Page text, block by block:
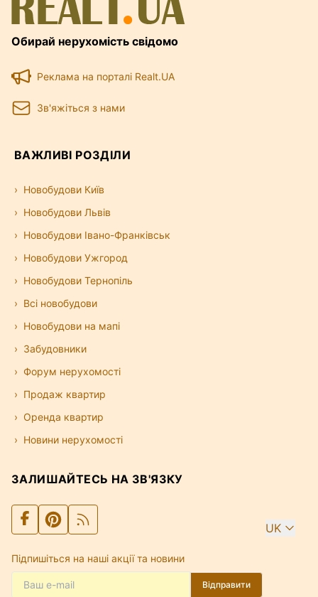
Обирай нерухомість свідомо
Реклама на порталі Realt.UA
Зв'яжіться з нами
ВАЖЛИВІ РОЗДІЛИ
Новобудови Київ
Новобудови Львів
Новобудови Івано-Франківськ
Новобудови Ужгород
Новобудови Тернопіль
Всі новобудови
Новобудови на мапі
Забудовники
Форум нерухомості
Продаж квартир
Оренда квартир
Новини нерухомості
ЗАЛИШАЙТЕСЬ НА ЗВ'ЯЗКУ
UK
Підпишіться на наші акції та новини
Відправити